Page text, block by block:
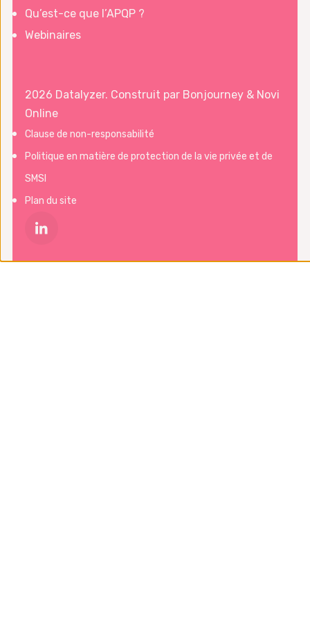
Qu’est-ce que l’APQP ?
Webinaires
2026 Datalyzer. Construit par Bonjourney & Novi
Online
Clause de non-responsabilité
Politique en matière de protection de la vie privée et de
SMSI
Plan du site